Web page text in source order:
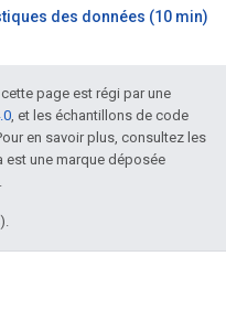
des données (10 min)
page est régi par une
, et les échantillons de code
en savoir plus, consultez les
est une marque déposée